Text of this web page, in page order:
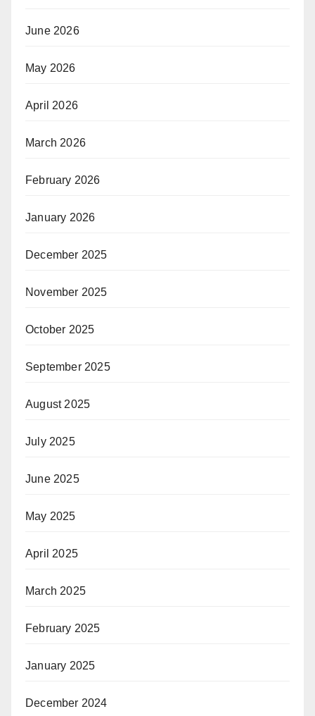
June 2026
May 2026
April 2026
March 2026
February 2026
January 2026
December 2025
November 2025
October 2025
September 2025
August 2025
July 2025
June 2025
May 2025
April 2025
March 2025
February 2025
January 2025
December 2024